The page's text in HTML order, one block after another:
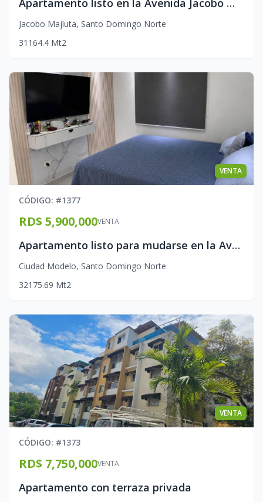
Apartamento listo en la Avenida Jacobo Majluta
Jacobo Majluta, Santo Domingo Norte
31 164.4 Mt2
VENTA
CÓDIGO: #1377
VENTA
RD$ 5,900,000
Apartamento listo para mudarse en la Avenida Jacobo Majluta
Ciudad Modelo, Santo Domingo Norte
321 75.69 Mt2
VENTA
CÓDIGO: #1373
VENTA
RD$ 7,750,000
Apartamento con terraza privada